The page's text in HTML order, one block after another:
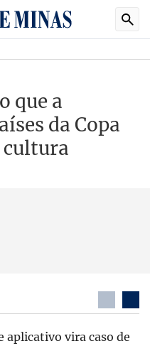
que a
da Copa
cultura
aplicativo vira caso de